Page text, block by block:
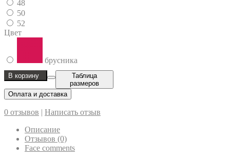
48
50
52
Цвет
брусника
В корзину
Таблица
размеров
Оплата и доставка
0 отзывов | Написать отзыв
Описание
Отзывов (0)
Face comments